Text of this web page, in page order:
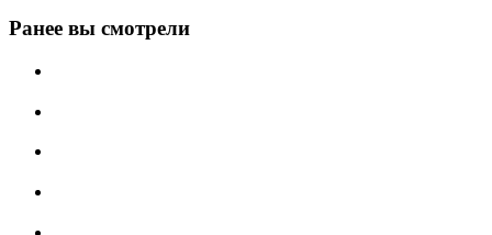
Ранее вы смотрели